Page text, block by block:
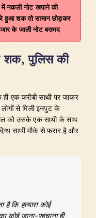
में नकली नोट खपाने की
हुआ शक तो सामान छोड़कर
के जाली नोट बरामद
शक, पुलिस की
एक करीबी साथी पर जाकर
से मिली इनपुट के
को उसके एक साथी के साथ
साथी मौके से फरार है और
है कि हत्यारा कोई
कोई जाना-पहचाना ही